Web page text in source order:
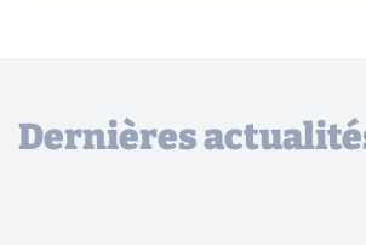
Dernières